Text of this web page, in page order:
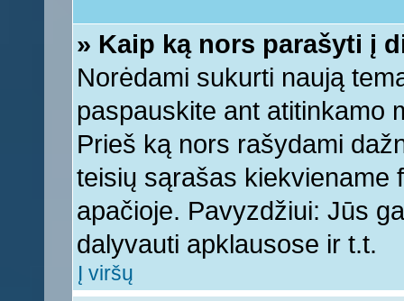
» Kaip ką nors parašyti į
Norėdami sukurti naują
paspauskite ant atitinkamo
Prieš ką nors rašydami
teisių sąrašas kiekviename
apačioje. Pavyzdžiui: Jūs
dalyvauti apklausose ir t.t.
Į viršų